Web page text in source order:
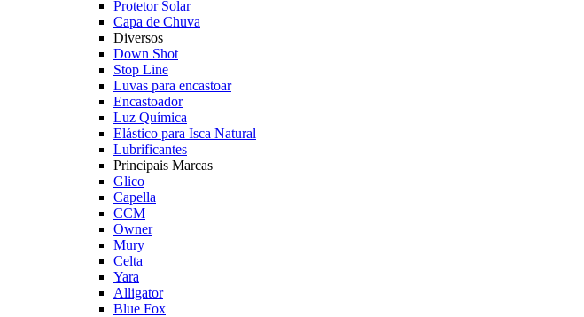
Protetor Solar
Capa de Chuva
Diversos
Down Shot
Stop Line
Luvas para encastoar
Encastoador
Luz Química
Elástico para Isca Natural
Lubrificantes
Principais Marcas
Glico
Capella
CCM
Owner
Mury
Celta
Yara
Alligator
Blue Fox